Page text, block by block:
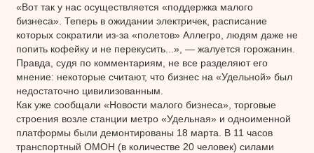
«Вот так у нас осуществляется «поддержка малого
бизнеса». Теперь в ожидании электричек, расписание
которых сократили из-за «полетов» Аллегро, людям даже не
попить кофейку и не перекусить...», — жалуется горожанин.
Правда, судя по комментариям, не все разделяют его
мнение: некоторые считают, что бизнес на «Удельной» был
недостаточно цивилизованным.
Как уже сообщали «Новости малого бизнеса», торговые
строения возле станции метро «Удельная» и одноименной
платформы были демонтированы 18 марта. В 11 часов
транспортный ОМОН (в количестве 20 человек) силами